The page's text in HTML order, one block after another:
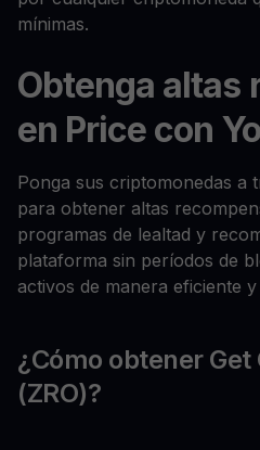
mínimas.
Obtenga altas
en Price con
Ponga sus criptomonedas a
para obtener altas
programas de lealtad y
plataforma sin períodos de
activos de manera eficiente
¿Cómo obtener
(ZRO)?